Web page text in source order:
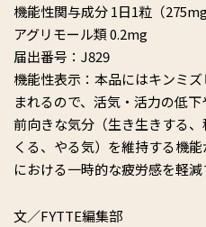
機能性関与成分 1日1粒（
アグリモール類 0.2mg
届出番号：J829
機能性表示：本品にはキンミ
まれるので、活気・活力の低
前向きな気分（生き生きする
くる、やる気）を維持する機
における一時的な疲労感を軽減
文／FYTTE編集部